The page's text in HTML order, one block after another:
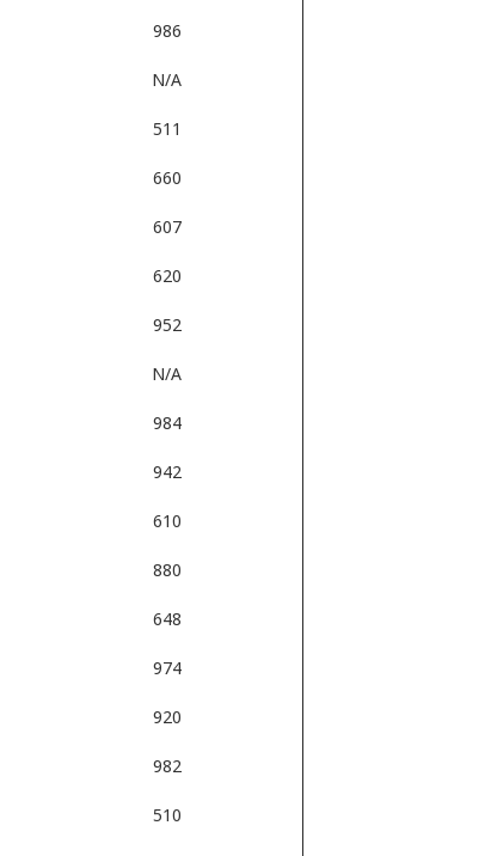
986
N/A
511
660
607
620
952
N/A
984
942
610
880
648
974
920
982
510